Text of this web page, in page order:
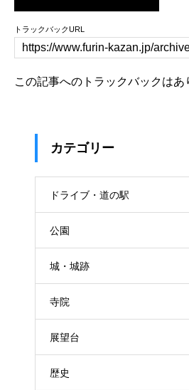
トラックバックURL
この記事へのトラックバックはあ
カテゴリー
ドライブ・道の駅
公園
城・城跡
寺院
展望台
歴史